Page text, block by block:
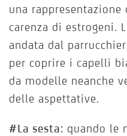
una
carenza di estrogeni.
andata dal
per coprire i capelli
da modelle neanche
delle aspettative.
#La sesta: quando le